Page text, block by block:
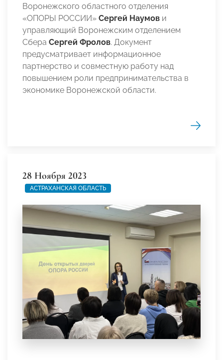
Воронежского областного отделения
«ОПОРЫ РОССИИ» Сергей Наумов и
управляющий Воронежским отделением
Сбера Сергей Фролов. Документ
предусматривает информационное
партнерство и совместную работу над
повышением роли предпринимательства в
экономике Воронежской области.
28 Ноября 2023
АСТРАХАНСКАЯ ОБЛАСТЬ